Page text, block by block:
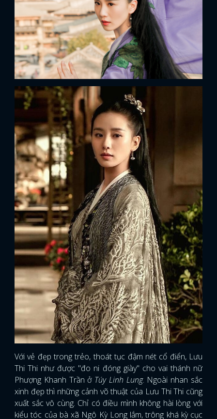
Với vẻ đẹp trong trẻo, thoát tục đậm nét cổ điển, Lưu
Thi Thi như được "đo ni đóng giày" cho vai thánh nữ
Phượng Khanh Trần ở Túy Linh Lung. Ngoài nhan sắc
xinh đẹp thì những cảnh võ thuật của Lưu Thi Thi cũng
xuất sắc vô cùng. Chỉ có điều mình không hài lòng với
kiểu tóc của bà xã Ngô Kỳ Long lắm, trông khá kỳ cục